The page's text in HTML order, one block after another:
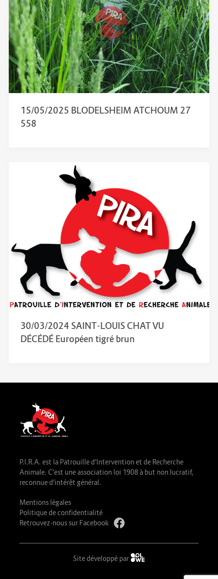
15/05/2025 BLODELSHEIM ATCHOUM 27
558
30/03/2024 SAINT-LOUIS CHAT VU
DÉCÉDÉ Européen tigré brun
P.I.R.A. est la Patrouille d’Intervention et de Recherche
Animale. C’est une association loi 1908 à but non lucratif,
reconnue d’intérêt général.
Mentions légales
Politique de confidentialité
Retrouvez-nous sur Facebook
Site développé par